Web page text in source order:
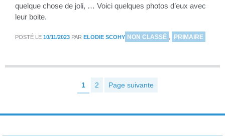
quelque chose de joli, … Voici quelques photos d’eux avec
leur boite.
POSTÉ LE 10/11/2023 PAR ELODIE SCOHYDANS
NON CLASSÉ , PRIMAIRE
1 2 Page suivante